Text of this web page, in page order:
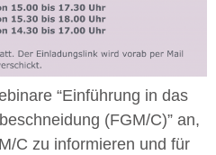
“Einführung in das
(FGM/C)” an,
C zu informieren und für